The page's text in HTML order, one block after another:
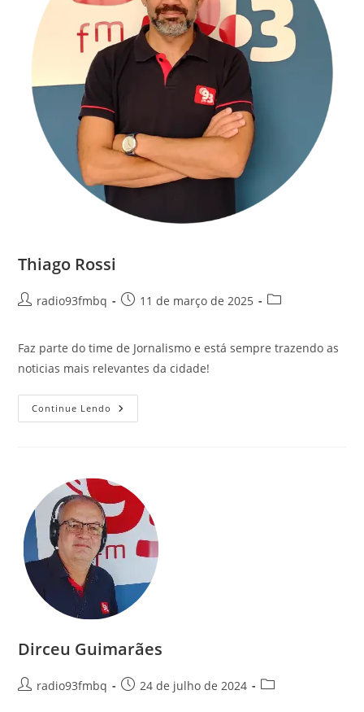
Thiago Rossi
radio93fmbq 11 de março de 2025
Faz parte do time de Jornalismo e está sempre trazendo as
noticias mais relevantes da cidade!
Continue Lendo
Dirceu Guimarães
radio93fmbq 24 de julho de 2024